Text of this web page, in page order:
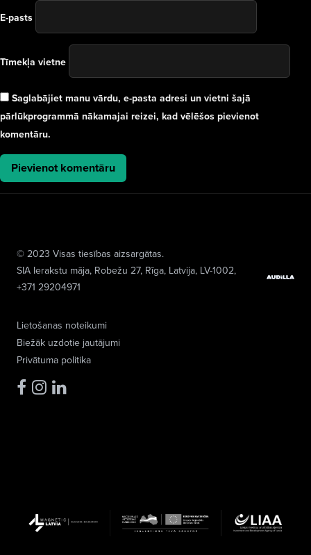
E-pasts
Tīmekļa vietne
Saglabājiet manu vārdu, e-pasta adresi un vietni šajā
pārlūkprogrammā nākamajai reizei, kad vēlēšos pievienot
komentāru.
Lietošanas noteikumi
Biežāk uzdotie jautājumi
Privātuma politika
© 2023 Visas tiesības aizsargātas.
SIA Ierakstu māja, Robežu 27, Rīga, Latvija, LV-1002,
+371 29204971